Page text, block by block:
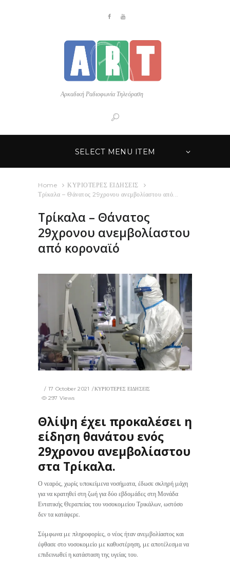
Αρκαδική Ραδιοφωνία Τηλεόραση
SELECT MENU ITEM
Home
ΚΥΡΙΟΤΕΡΕΣ ΕΙΔΗΣΕΙΣ
Τρίκαλα – Θάνατος 29χρονου ανεμβολίαστου από...
Τρίκαλα – Θάνατος
29χρονου ανεμβολίαστου
από κοροναϊό
17 October 2021
ΚΥΡΙΟΤΕΡΕΣ ΕΙΔΗΣΕΙΣ
297 Views
Θλίψη έχει προκαλέσει η
είδηση θανάτου ενός
29χρονου ανεμβολίαστου
στα Τρίκαλα.
Ο νεαρός, χωρίς υποκείμενα νοσήματα, έδωσε σκληρή μάχη
για να κρατηθεί στη ζωή για δύο εβδομάδες στη Μονάδα
Εντατικής Θεραπείας του νοσοκομείου Τρικάλων, ωστόσο
δεν τα κατάφερε.
Σύμφωνα με πληροφορίες, ο νέος ήταν ανεμβολίαστος και
έφθασε στο νοσοκομείο με καθυστέρηση, με αποτέλεσμα να
επιδεινωθεί η κατάσταση της υγείας του.